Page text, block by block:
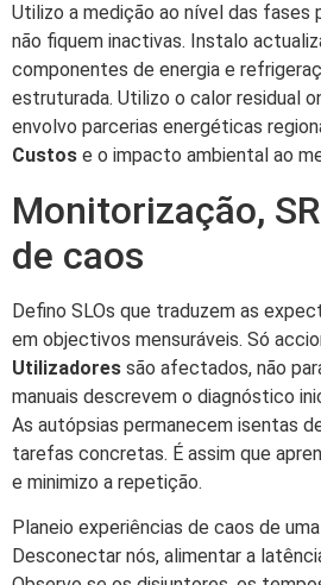
Utilizo a medição ao nível das fases
não fiquem inactivas. Instalo
componentes de energia e
estruturada. Utilizo o calor residual
envolvo parcerias energéticas
Custos e o impacto ambiental ao
Monitorização,
de caos
Defino SLOs que traduzem as
em objectivos mensuráveis. Só
Utilizadores são afectados, não
manuais descrevem o diagnóstico
As autópsias permanecem isentas
tarefas concretas. É assim que
e minimizo a repetição.
Planeio experiências de caos de
Desconectar nós, alimentar a